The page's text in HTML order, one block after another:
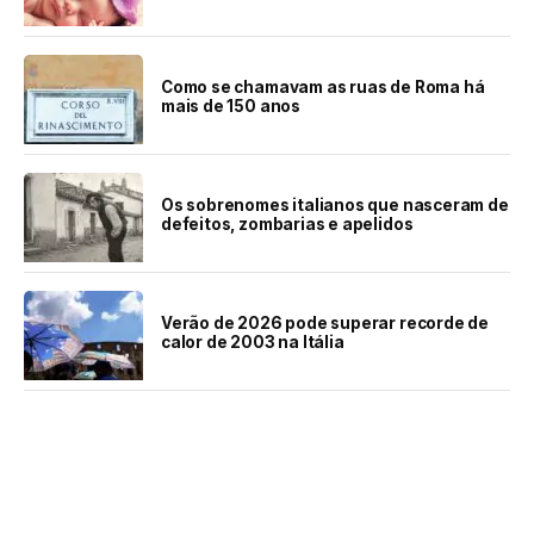
Como se chamavam as ruas de Roma há
mais de 150 anos
Os sobrenomes italianos que nasceram de
defeitos, zombarias e apelidos
Verão de 2026 pode superar recorde de
calor de 2003 na Itália